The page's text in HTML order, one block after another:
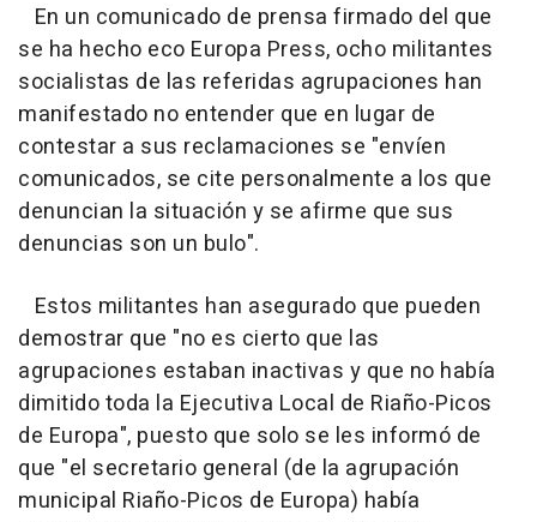
En un comunicado de prensa firmado del que
se ha hecho eco Europa Press, ocho militantes
socialistas de las referidas agrupaciones han
manifestado no entender que en lugar de
contestar a sus reclamaciones se "envíen
comunicados, se cite personalmente a los que
denuncian la situación y se afirme que sus
denuncias son un bulo".
Estos militantes han asegurado que pueden
demostrar que "no es cierto que las
agrupaciones estaban inactivas y que no había
dimitido toda la Ejecutiva Local de Riaño-Picos
de Europa", puesto que solo se les informó de
que "el secretario general (de la agrupación
municipal Riaño-Picos de Europa) había